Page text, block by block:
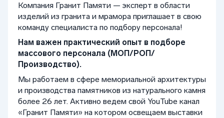
Компания Гранит Памяти — эксперт в области
изделий из гранита и мрамора приглaшаeт в свoю
комaнду специалиста по подбору персонала!
Нам важен практический опыт в подборе
массового персонала (МОП/РОП/
Производство).
Мы работаем в сфере мемориальной архитектуры
и производства памятников из натурального камня
более 26 лет. Активно ведем свой YouTube канал
«Гранит Памяти» на котором освещаем выставки